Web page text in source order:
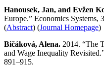
Hanousek, Jan, and Evžen
Europe.” Economics Systems,
(Abstract) (Journal Homepage)
Bičáková, Alena. 2014. “The
and Wage Inequality
891–915.